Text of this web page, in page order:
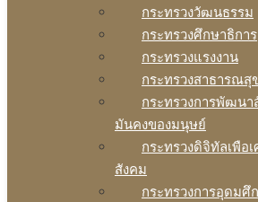
กระทรวงวัฒนธรรม
กระทรวงศึกษาธิการ
กระทรวงแรงงาน
กระทรวงสาธารณสุ
กระทรวงการพัฒน
มันคงของมนุษย์
กระทรวงดิจิทัลเพือ
สังคม
กระทรวงการอุดมศึ